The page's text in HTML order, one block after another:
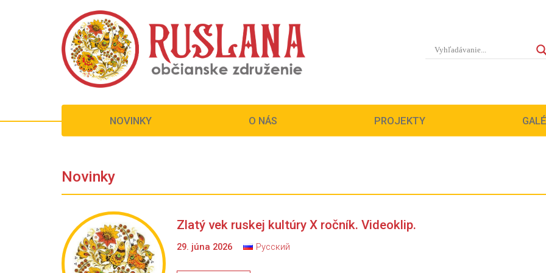
NOVINKY O NÁS PROJEKTY
Novinky
Zlatý vek ruskej kultúry X ročník. Videoklip.
29. júna 2026 Русский
NOVINKY O NÁS PROJEKTY